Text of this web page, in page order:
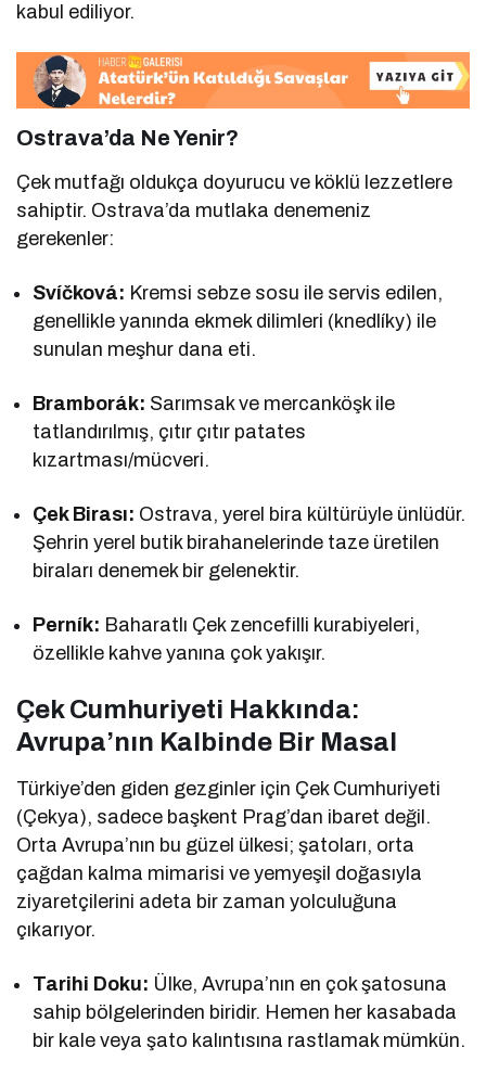
kabul ediliyor.
Ostrava’da Ne Yenir?
Çek mutfağı oldukça doyurucu ve köklü lezzetlere
sahiptir. Ostrava’da mutlaka denemeniz
gerekenler:
Svíčková: Kremsi sebze sosu ile servis edilen,
genellikle yanında ekmek dilimleri (knedlíky) ile
sunulan meşhur dana eti.
Bramborák: Sarımsak ve mercanköşk ile
tatlandırılmış, çıtır çıtır patates
kızartması/mücveri.
Çek Birası: Ostrava, yerel bira kültürüyle ünlüdür.
Şehrin yerel butik birahanelerinde taze üretilen
biraları denemek bir gelenektir.
Perník: Baharatlı Çek zencefilli kurabiyeleri,
özellikle kahve yanına çok yakışır.
Çek Cumhuriyeti Hakkında:
Avrupa’nın Kalbinde Bir Masal
Türkiye’den giden gezginler için Çek Cumhuriyeti
(Çekya), sadece başkent Prag’dan ibaret değil.
Orta Avrupa’nın bu güzel ülkesi; şatoları, orta
çağdan kalma mimarisi ve yemyeşil doğasıyla
ziyaretçilerini adeta bir zaman yolculuğuna
çıkarıyor.
Tarihi Doku: Ülke, Avrupa’nın en çok şatosuna
sahip bölgelerinden biridir. Hemen her kasabada
bir kale veya şato kalıntısına rastlamak mümkün.